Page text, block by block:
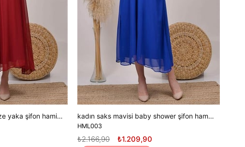
kadın yeni sezon kruvaze yaka şifon hamile elbise DPHML003 kadın saks mavisi baby shower şifon hamile elbise DPHML003
HML003
₺1.209,90
₺2.166,90